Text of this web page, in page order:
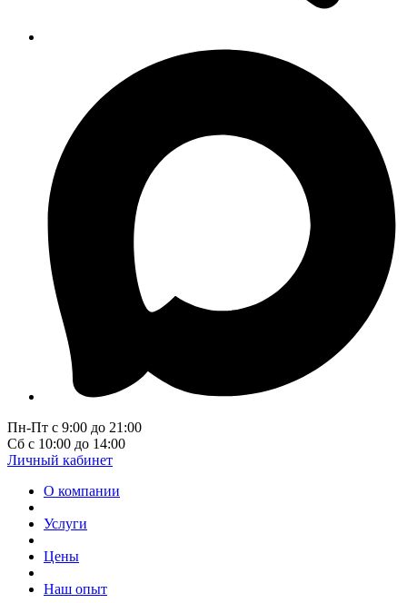
Пн-Пт с 9:00 до 21:00
Сб с 10:00 до 14:00
Личный кабинет
О компании
Услуги
Цены
Наш опыт